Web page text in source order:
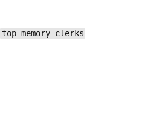
top_memory_clerks